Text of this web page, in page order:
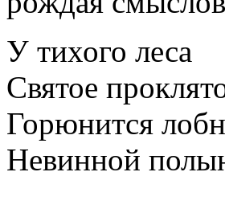
У тихого леса
Святое
Горюнится
Невинной